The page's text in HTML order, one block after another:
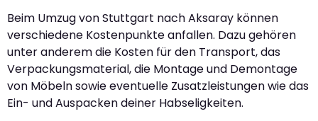
Beim Umzug von Stuttgart nach Aksaray können
verschiedene Kostenpunkte anfallen. Dazu gehören
unter anderem die Kosten für den Transport, das
Verpackungsmaterial, die Montage und Demontage
von Möbeln sowie eventuelle Zusatzleistungen wie das
Ein- und Auspacken deiner Habseligkeiten.